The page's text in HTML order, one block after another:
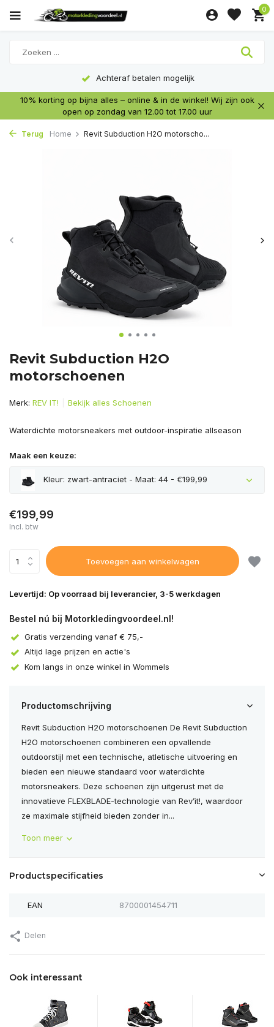
0
Achteraf betalen mogelijk
10% korting op bijna alles – online & in de winkel! Wij zijn ook
open op zondag van 12.00 tot 17.00 uur
Terug Home Revit Subduction H2O motorscho...
Revit Subduction H2O
motorschoenen
Merk: REV IT! Bekijk alles Schoenen
Waterdichte motorsneakers met outdoor-inspiratie allseason
Maak een keuze:
Kleur: zwart-antraciet - Maat: 44 - €199,99
€199,99
Incl. btw
Toevoegen aan winkelwagen
Levertijd: Op voorraad bij leverancier, 3-5 werkdagen
Bestel nú bij Motorkledingvoordeel.nl!
Gratis verzending vanaf € 75,-
Altijd lage prijzen en actie's
Kom langs in onze winkel in Wommels
Productomschrijving
Revit Subduction H2O motorschoenen De Revit Subduction
H2O motorschoenen combineren een opvallende
outdoorstijl met een technische, atletische uitvoering en
bieden een nieuwe standaard voor waterdichte
motorsneakers. Deze schoenen zijn uitgerust met de
innovatieve FLEXBLADE-technologie van Rev’it!, waardoor
ze maximale stijfheid bieden zonder in...
Toon meer
Productspecificaties
EAN 8700001454711
Delen
Ook interessant